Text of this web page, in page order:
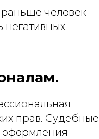
человек
прав. Судебные
оформления